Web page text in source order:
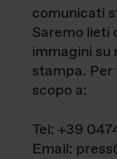
comunicati
Saremo lieti
immagini su
stampa.
scopo a:
Tel: +39
Email: